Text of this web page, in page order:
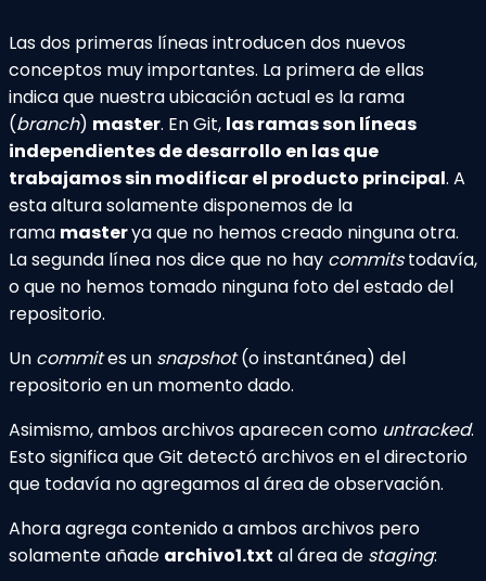
Las dos primeras líneas introducen dos nuevos
conceptos muy importantes. La primera de ellas
indica que nuestra ubicación actual es la rama
(branch) master. En Git, las ramas son líneas
independientes de desarrollo en las que
trabajamos sin modificar el producto principal. A
esta altura solamente disponemos de la
rama masterya que no hemos creado ninguna otra.
La segunda línea nos dice que no hay commitstodavía,
o que no hemos tomado ninguna foto del estado del
repositorio.
Un commites un snapshot(o instantánea) del
repositorio en un momento dado.
Asimismo, ambos archivos aparecen como untracked.
Esto significa que Git detectó archivos en el directorio
que todavía no agregamos al área de observación.
Ahora agrega contenido a ambos archivos pero
solamente añade archivo1.txt al área de staging: